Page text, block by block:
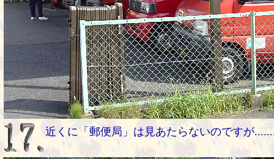
近くに「郵便局」は見あたらないのですが